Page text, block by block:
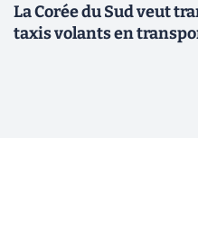
La Corée du Sud veut
taxis volants en